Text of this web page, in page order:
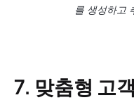
를 생성하고
7. 맞춤형 고